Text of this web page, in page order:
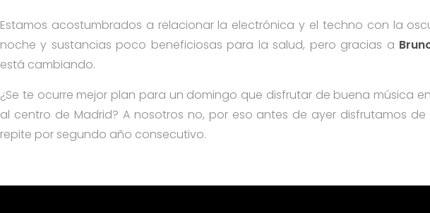
Estamos acostumbrados a relacionar la electrónica y el techno con la
noche y sustancias poco beneficiosas para la salud, pero gracias a
está cambiando.
¿Se te ocurre mejor plan para un domingo que disfrutar de buena música
al centro de Madrid? A nosotros no, por eso antes de ayer disfrutamos
repite por segundo año consecutivo.